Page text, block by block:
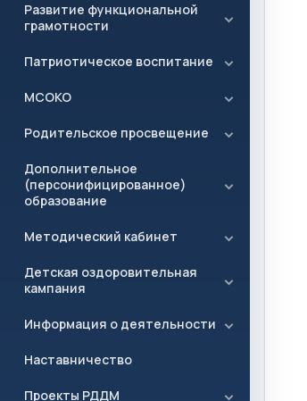
Развитие функциональной
грамотности
Патриотическое воспитание
МСОКО
Родительское просвещение
Дополнительное
(персонифицированное)
образование
Методический кабинет
Детская оздоровительная
кампания
Информация о деятельности
Наставничество
Проекты РДДМ